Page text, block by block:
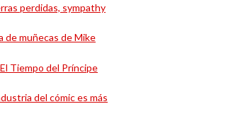
perdidas, sympathy
de muñecas de Mike
Tiempo del Príncipe
del cómic es más